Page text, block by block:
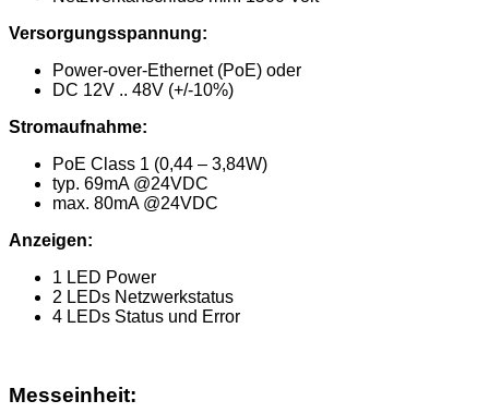
Versorgungsspannung:
Power-over-Ethernet (PoE) oder
DC 12V .. 48V (+/-10%)
Stromaufnahme:
PoE Class 1 (0,44 – 3,84W)
typ. 69mA @24VDC
max. 80mA @24VDC
Anzeigen:
1 LED Power
2 LEDs Netzwerkstatus
4 LEDs Status und Error
Messeinheit: